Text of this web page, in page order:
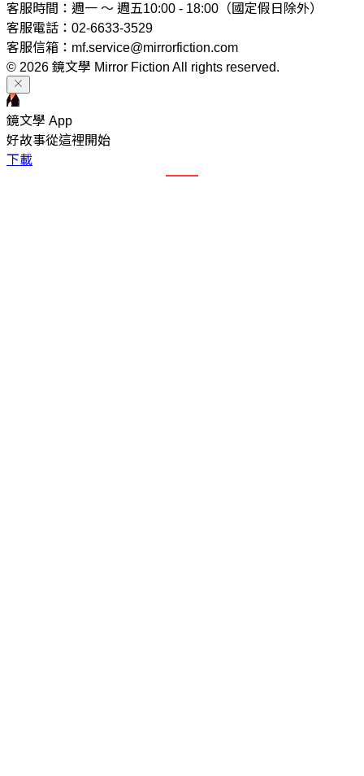
客服時間：週一 ～ 週五10:00 - 18:00（國定假日除外）
客服電話：02-6633-3529
客服信箱：mf.service@mirrorfiction.com
© 2026 鏡文學 Mirror Fiction All rights reserved.
鏡文學 App
好故事從這裡開始
下載